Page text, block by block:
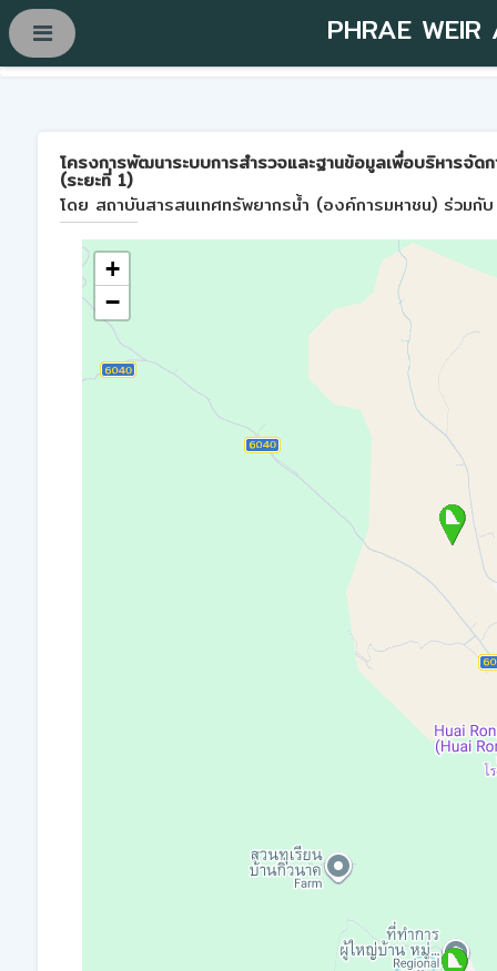
PHRAE WEIR
โครงการพัฒนาระบบการสำรวจและฐานข้อมูลเพื่อบริหารจั
(ระยะที่ 1)
โดย สถาบันสารสนเทศทรัพยากรน้ำ (องค์การมหาชน) ร่วมกั
+
−